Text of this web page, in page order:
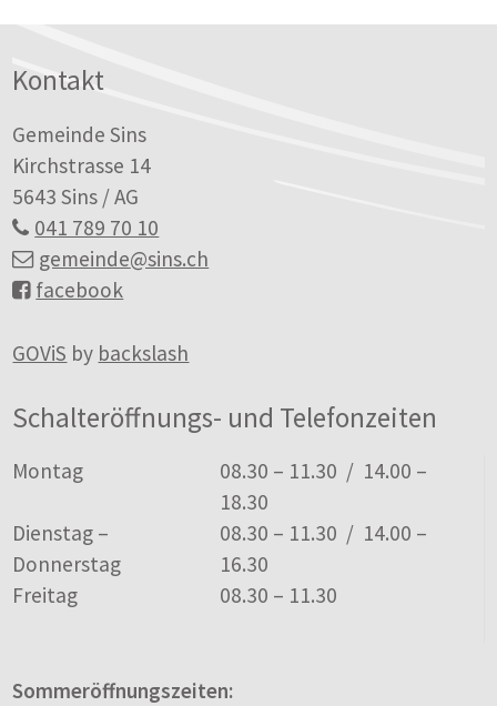
Kontakt
Gemeinde Sins
Kirchstrasse 14
5643 Sins / AG
041 789 70 10
gemeinde@sins.ch
facebook
GOViS by backslash
Schalteröffnungs- und Telefonzeiten
TagÖffnungszeiten
Montag
08.30 – 11.30 / 14.00 –
18.30
Dienstag –
Donnerstag
08.30 – 11.30 / 14.00 –
16.30
Freitag
08.30 – 11.30
Sommeröffnungszeiten: